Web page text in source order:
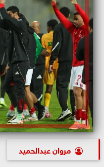
مروان عبدالحميد